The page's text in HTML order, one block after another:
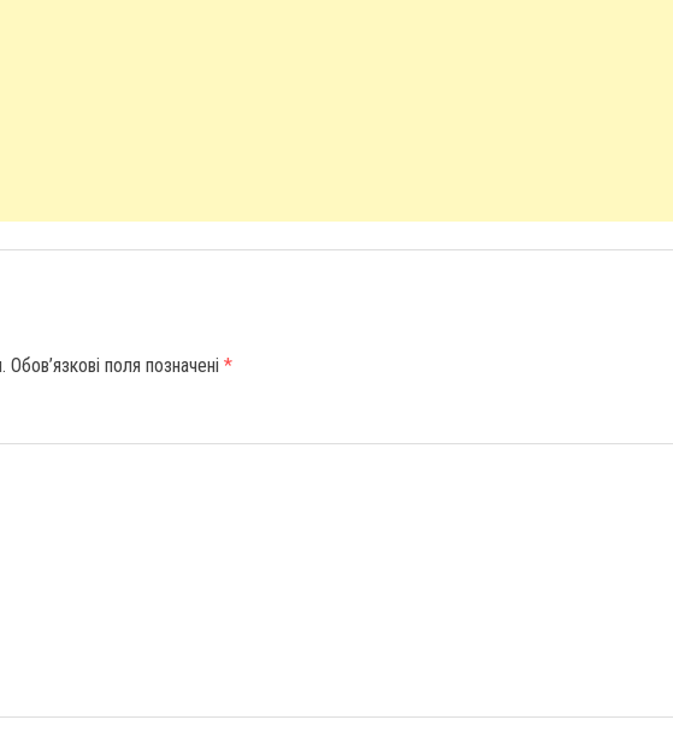
Обов’язкові поля позначені*